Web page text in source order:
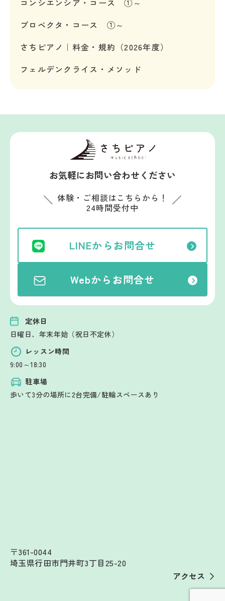
コンシエンシア・コース ①～
プロベクタ・コース ①～
さちピアノ｜料金・規約（2026年度）
フェルデンクライス・メソッド
お気軽にお問い合わせください
体験・ご相談はこちらから！
24時間受付中
LINEからお問合せ
Webからお問合せ
定休日
日曜日、年末年始（祝日不定休）
レッスン時間
9:00～18:30
駐車場
歩いて3分の場所に2台完備/駐輪スペースあり
〒361-0044
埼玉県行田市門井町3丁目25-20
アクセス